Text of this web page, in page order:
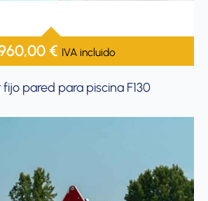
€ IVA incluido
pared para piscina F130